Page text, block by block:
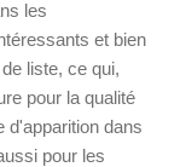
les
et bien
liste, ce qui,
pour la qualité
d'apparition dans
pour les